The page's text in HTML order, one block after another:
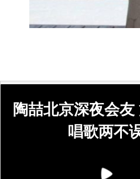
陶喆北京深夜会友
唱歌两不